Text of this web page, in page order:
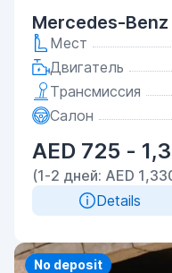
Mercedes-
Мест
Двигатель
Трансмиссия
Салон
AED 725 -
(1-2 дней: AED
Details
Priority
No deposit